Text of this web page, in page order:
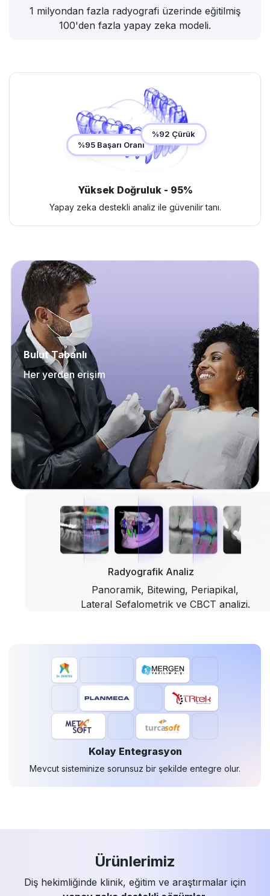
1 milyondan fazla radyografi üzerinde eğitilmiş
100'den fazla yapay zeka modeli.
%95 Başarı Oranı
%92 Çürük
Yüksek Doğruluk - 95%
Yapay zeka destekli analiz ile güvenilir tanı.
Bulut Tabanlı
Her yerden erişim
Radyografik Analiz
Panoramik, Bitewing, Periapikal,
Lateral Sefalometrik ve CBCT analizi.
Kolay Entegrasyon
Mevcut sisteminize sorunsuz bir şekilde entegre olur.
Ürünlerimiz
Diş hekimliğinde klinik, eğitim ve araştırmalar için